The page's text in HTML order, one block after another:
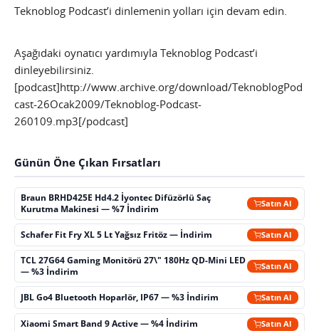
Teknoblog Podcast’i dinlemenin yolları için devam edin.
Aşağıdaki oynatıcı yardımıyla Teknoblog Podcast’i
dinleyebilirsiniz.
[podcast]http://www.archive.org/download/TeknoblogPod
cast-26Ocak2009/Teknoblog-Podcast-
260109.mp3[/podcast]
Günün Öne Çıkan Fırsatları
Braun BRHD425E Hd4.2 İyontec Difüzörlü Saç
Kurutma Makinesi — %7 İndirim
Satın Al
Schafer Fit Fry XL 5 Lt Yağsız Fritöz — İndirim Satın Al
TCL 27G64 Gaming Monitörü 27\" 180Hz QD-Mini LED
— %3 İndirim
Satın Al
JBL Go4 Bluetooth Hoparlör, IP67 — %3 İndirim Satın Al
Xiaomi Smart Band 9 Active — %4 İndirim Satın Al